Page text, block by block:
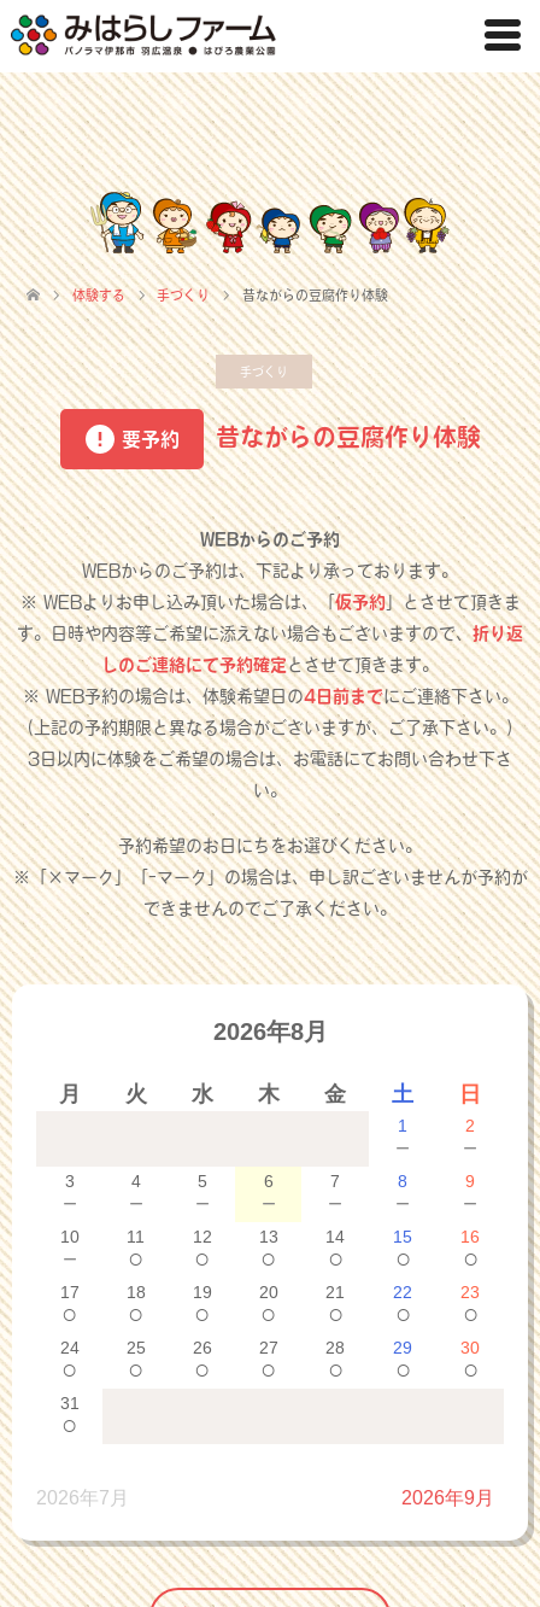
体験する 手づくり 昔ながらの豆腐作り体験
手づくり
要予約 昔ながらの豆腐作り体験
WEBからのご予約
WEBからのご予約は、下記より承っております。
※ WEBよりお申し込み頂いた場合は、「仮予約」とさせて頂きま
す。日時や内容等ご希望に添えない場合もございますので、折り返
しのご連絡にて予約確定とさせて頂きます。
※ WEB予約の場合は、体験希望日の4日前までにご連絡下さい。
（上記の予約期限と異なる場合がございますが、ご了承下さい。）
3日以内に体験をご希望の場合は、お電話にてお問い合わせ下さ
い。
予約希望のお日にちをお選びください。
※「×マーク」「-マーク」の場合は、申し訳ございませんが予約が
できませんのでご了承ください。
2026年8月
月 火 水 木 金 土 日
1
－
2
－
3
－
4
－
5
－
6
－
7
－
8
－
9
－
10
－
11
○
12
○
13
○
14
○
15
○
16
○
17
○
18
○
19
○
20
○
21
○
22
○
23
○
24
○
25
○
26
○
27
○
28
○
29
○
30
○
31
○
2026年7月 2026年9月